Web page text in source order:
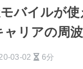
バイルが
ャリアの周
03-02 6分